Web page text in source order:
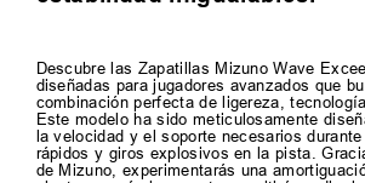
Descubre las Zapatillas Mizuno Wave
diseñadas para jugadores avanzados que
combinación perfecta de ligereza,
Este modelo ha sido meticulosamente
la velocidad y el soporte necesarios
rápidos y giros explosivos en la pista.
de Mizuno, experimentarás una